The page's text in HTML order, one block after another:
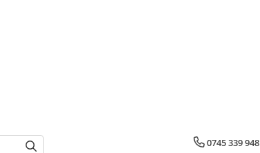
0745 339 948